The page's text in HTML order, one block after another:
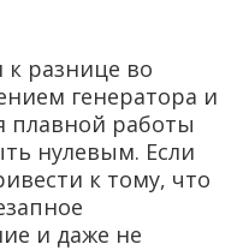
к разнице во
генератора и
плавной работы
нулевым. Если
к тому, что
и даже не